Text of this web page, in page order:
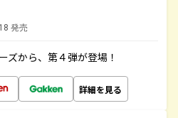
発売
ズから、第４弾が登場！
詳細を見る